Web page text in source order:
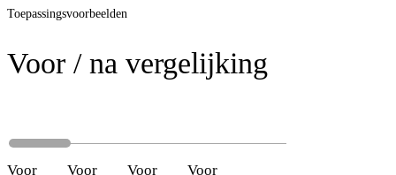
Toepassingsvoorbeelden
Voor / na vergelijking
Voor Voor Voor Voor